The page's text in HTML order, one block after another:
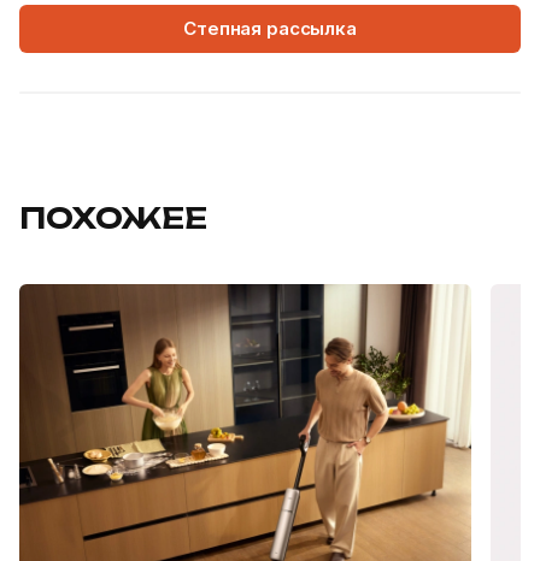
Степная рассылка
ПОХОЖЕЕ